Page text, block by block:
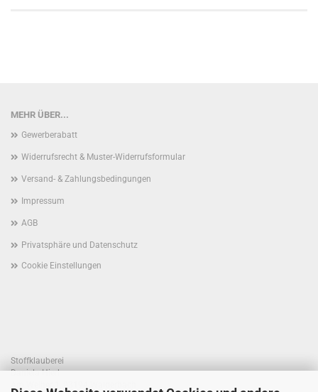
MEHR ÜBER...
Gewerberabatt
Widerrufsrecht & Muster-Widerrufsformular
Versand- & Zahlungsbedingungen
Impressum
AGB
Privatsphäre und Datenschutz
Cookie Einstellungen
Stoffklauberei
Daniela Hierl